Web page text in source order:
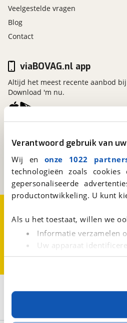
Verantwoord gebruik van
Wij en onze 1022
technologieën zoals
gepersonaliseerde
productontwikkeling. U kunt
Als u het toestaat, willen we
Informatie verzamelen
Uw apparaat
Lees meer over hoe uw
Met cookies en vergelijkbare
cookies zorgen ervoor dat
verbeteren. We tonen je
Opslaan
Veelgestelde vragen
Blog
Contact
Kosterijland15
Een initiatief van
BOVAG
viaBOVAG.nl app
Altijd het meest recente aanbod
Download 'm nu.
Cookievoorkeuren
Vacatures